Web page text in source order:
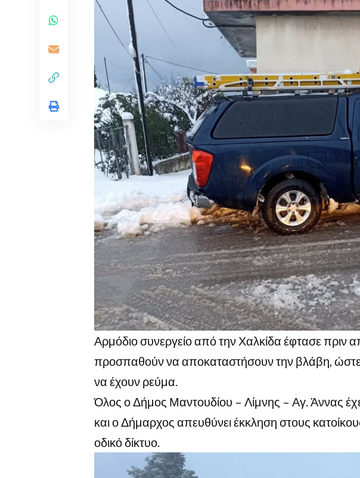
Αρμόδιο συνεργείο από την Χαλκίδα έφτασε πριν
προσπαθούν να αποκαταστήσουν την βλάβη, ώστε
να έχουν ρεύμα.
Όλος ο Δήμος Μαντουδίου – Λίμνης – Αγ. Άννας
και ο Δήμαρχος απευθύνει έκκληση στους
οδικό δίκτυο.